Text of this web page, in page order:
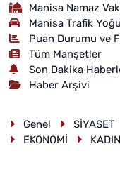
Manisa Namaz
Manisa Trafik
Puan Durumu ve
Tüm Manşetler
Son Dakika
Haber Arşivi
Genel SİYASET
EKONOMİ
KADIN